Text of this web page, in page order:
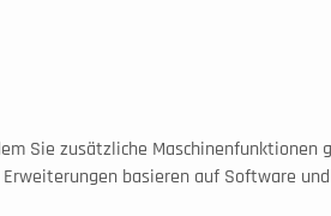
basieren auf Software